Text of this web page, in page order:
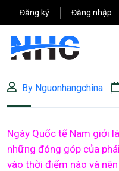
Đăng ký Đăng nhập
By Nguonhangchina
Ngày Quốc tế Nam giới
những đóng góp của
vào thời điểm nào và